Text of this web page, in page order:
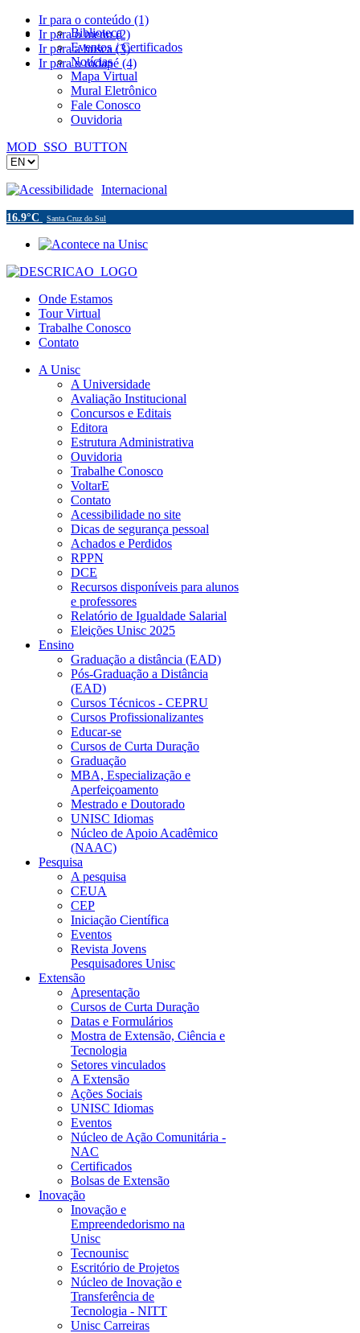
Ir para o conteúdo (1)
Ir para o menu (2)
Ir para a busca (3)
Ir para o rodapé (4)
Biblioteca
Eventos / Certificados
Notícias
Mapa Virtual
Mural Eletrônico
Fale Conosco
Ouvidoria
MOD_SSO_BUTTON
Acessibilidade Internacional
16.9°C Santa Cruz do Sul
Onde Estamos
Tour Virtual
Trabalhe Conosco
Contato
A Unisc
A Universidade
Avaliação Institucional
Concursos e Editais
Editora
Estrutura Administrativa
Ouvidoria
Trabalhe Conosco
VoltarE
Contato
Acessibilidade no site
Dicas de segurança pessoal
Achados e Perdidos
RPPN
DCE
Recursos disponíveis para alunos
e professores
Relatório de Igualdade Salarial
Eleições Unisc 2025
Ensino
Graduação a distância (EAD)
Pós-Graduação a Distância
(EAD)
Cursos Técnicos - CEPRU
Cursos Profissionalizantes
Educar-se
Cursos de Curta Duração
Graduação
MBA, Especialização e
Aperfeiçoamento
Mestrado e Doutorado
UNISC Idiomas
Núcleo de Apoio Acadêmico
(NAAC)
Pesquisa
A pesquisa
CEUA
CEP
Iniciação Científica
Eventos
Revista Jovens
Pesquisadores Unisc
Extensão
Apresentação
Cursos de Curta Duração
Datas e Formulários
Mostra de Extensão, Ciência e
Tecnologia
Setores vinculados
A Extensão
Ações Sociais
UNISC Idiomas
Eventos
Núcleo de Ação Comunitária -
NAC
Certificados
Bolsas de Extensão
Inovação
Inovação e
Empreendedorismo na
Unisc
Tecnounisc
Escritório de Projetos
Núcleo de Inovação e
Transferência de
Tecnologia - NITT
Unisc Carreiras